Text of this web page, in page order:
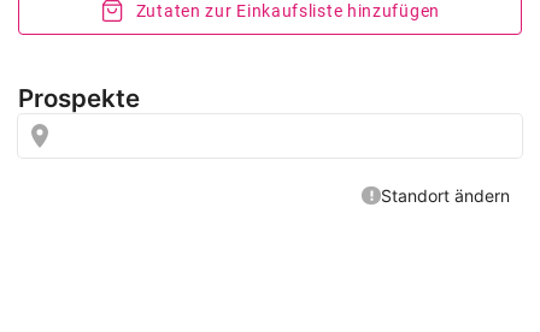
Zutaten zur Einkaufsliste hinzufügen